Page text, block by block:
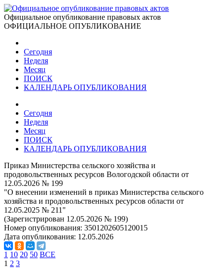
Официальное опубликование правовых актов
ОФИЦИАЛЬНОЕ ОПУБЛИКОВАНИЕ
Сегодня
Неделя
Месяц
ПОИСК
КАЛЕНДАРЬ ОПУБЛИКОВАНИЯ
Сегодня
Неделя
Месяц
ПОИСК
КАЛЕНДАРЬ ОПУБЛИКОВАНИЯ
Приказ Министерства сельского хозяйства и
продовольственных ресурсов Вологодской области от
12.05.2026 № 199
"О внесении изменений в приказ Министерства сельского
хозяйства и продовольственных ресурсов области от
12.05.2025 № 211"
(Зарегистрирован 12.05.2026 № 199)
Номер опубликования: 3501202605120015
Дата опубликования: 12.05.2026
1 10 20 50 ВСЕ
1 2 3